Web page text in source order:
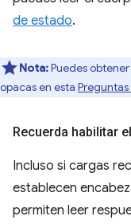
de estado.
Nota:Puedes
opacas en esta
Recuerda habilitar
Incluso si cargas
establecen
permiten leer